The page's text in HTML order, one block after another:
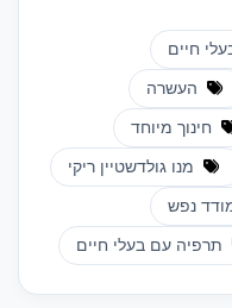
חיים
העשרה
חינוך מיוחד
מנו גולדשטיין ריקי
נפש
תרפיה עם בעלי חיים